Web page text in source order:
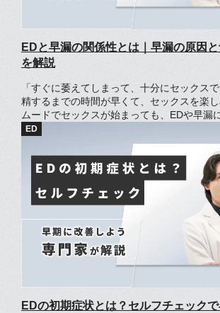
EDと早漏の関係性とは｜早漏の原因
を解説
「すぐに萎えてしまって、十分にセックス
精するまでの時間が早くて、セックスを楽しめ
ムードでセックスが始まっても、EDや早漏
しむことは難しいですよね。 ED（勃起不全）や早漏の発症に
は、さまざまな要素が関係しています。 悪化するにつれてED
や早漏の治療は難しくなる場合があるため
要です。 また、EDと早漏はお互いに影響を及ぼし合い、ED
が早漏の原因となったり早漏がEDの原因と
もあります。 この記事では、EDと早漏の定義や関係性、予防
法、治療法、使用される治療薬の詳細につい
EDの初期症状とは？セルフチェック